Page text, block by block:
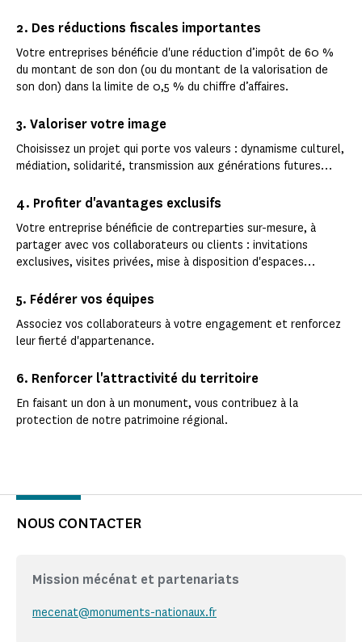
2. Des réductions fiscales importantes
Votre entreprises bénéficie d'une réduction d’impôt de 60 %
du montant de son don (ou du montant de la valorisation de
son don) dans la limite de 0,5 % du chiffre d’affaires.
3. Valoriser votre image
Choisissez un projet qui porte vos valeurs : dynamisme culturel,
médiation, solidarité, transmission aux générations futures…
4. Profiter d'avantages exclusifs
Votre entreprise bénéficie de contreparties sur-mesure, à
partager avec vos collaborateurs ou clients : invitations
exclusives, visites privées, mise à disposition d'espaces…
5. Fédérer vos équipes
Associez vos collaborateurs à votre engagement et renforcez
leur fierté d'appartenance.
6. Renforcer l'attractivité du territoire
En faisant un don à un monument, vous contribuez à la
protection de notre patrimoine régional.
NOUS CONTACTER
Mission mécénat et partenariats
mecenat@monuments-nationaux.fr